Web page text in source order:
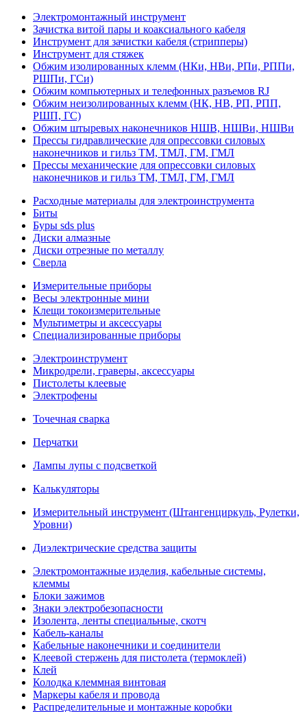
Электромонтажный инструмент
Зачистка витой пары и коаксиального кабеля
Инструмент для зачистки кабеля (стрипперы)
Инструмент для стяжек
Обжим изолированных клемм (НКи, НВи, РПи, РППи,
РШПи, ГСи)
Обжим компьютерных и телефонных разъемов RJ
Обжим неизолированных клемм (НК, НВ, РП, РПП,
РШП, ГС)
Обжим штыревых наконечников НШВ, НШВи, НШВи
Прессы гидравлические для опрессовки силовых
наконечников и гильз ТМ, ТМЛ, ГМ, ГМЛ
Прессы механические для опрессовки силовых
наконечников и гильз ТМ, ТМЛ, ГМ, ГМЛ
Расходные материалы для электроинструмента
Биты
Буры sds plus
Диски алмазные
Диски отрезные по металлу
Сверла
Измерительные приборы
Весы электронные мини
Клещи токоизмерительные
Мультиметры и аксессуары
Специализированные приборы
Электроинструмент
Микродрели, граверы, аксессуары
Пистолеты клеевые
Электрофены
Точечная сварка
Перчатки
Лампы лупы с подсветкой
Калькуляторы
Измерительный инструмент (Штангенциркуль, Рулетки,
Уровни)
Диэлектрические средства защиты
Электромонтажные изделия, кабельные системы,
клеммы
Блоки зажимов
Знаки электробезопасности
Изолента, ленты специальные, скотч
Кабель-каналы
Кабельные наконечники и соединители
Клеевой стержень для пистолета (термоклей)
Клей
Колодка клеммная винтовая
Маркеры кабеля и провода
Распределительные и монтажные коробки